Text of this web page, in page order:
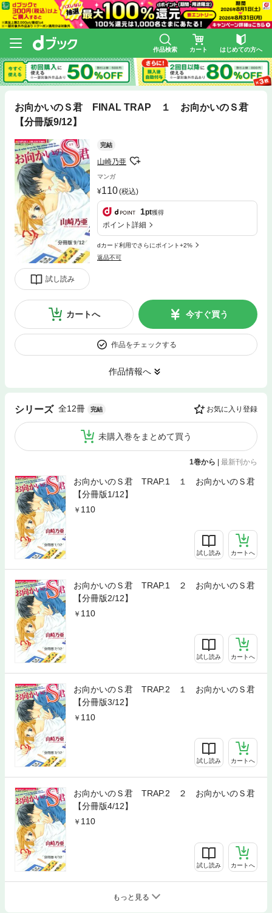
作品検索 カート はじめての方へ
お向かいのＳ君 FINAL TRAP １ お向かいのＳ君
【分冊版9/12】
試し読み
完結
山崎乃亜
マンガ
110(税込)
1pt獲得
ポイント詳細
dカード利用でさらにポイント+2%
返品不可
カートへ 今すぐ買う
作品をチェックする
作品情報へ
シリーズ 全12冊 完結 お気に入り登録
未購入巻をまとめて買う
1巻から | 最新刊から
お向かいのＳ君 TRAP.1 １ お向かいのＳ君
【分冊版1/12】
110
試し読み カートへ
お向かいのＳ君 TRAP.1 ２ お向かいのＳ君
【分冊版2/12】
110
試し読み カートへ
お向かいのＳ君 TRAP.2 １ お向かいのＳ君
【分冊版3/12】
110
試し読み カートへ
お向かいのＳ君 TRAP.2 ２ お向かいのＳ君
【分冊版4/12】
110
試し読み カートへ
もっと見る